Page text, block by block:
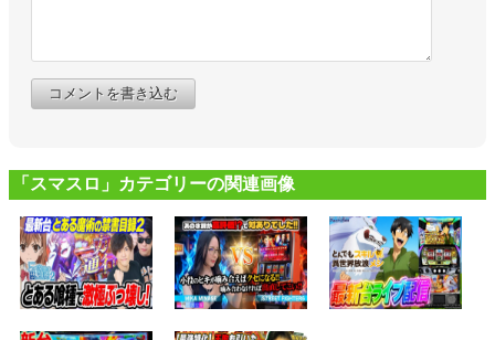
コメントを書き込む
「スマスロ」カテゴリーの関連画像